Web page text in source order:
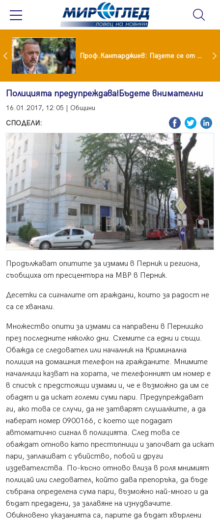
килограмова жена! Искаше бърза печалба... Проф.Кантарджиев: Пазете се от комарите и полово предаваните инфекции
Полицията предупреждава!Бъдете внимателни
16.01.2017, 12:05 | Общини
СПОДЕЛИ:
Продължават опитите за измами в Перник и региона,
съобщиха от пресцентъра на МВР в Перник.
Десетки са сигналите от граждани, които за радост не
са се хванали.
Множество опити за измами са направени в Пернишко
през последните няколко дни. Схемите са едни и същи.
Обажда се следовател или началник на Криминална
полиция на домашния телефон на гражданите. Мнимите
началници казват на хората, че телефонният им номер е
в списък с предстоящи измами и, че е възможно да им се
обадят и да искат големи суми пари. Предупреждават
ги, ако това се случи, да не затварят слушалките, а да
наберат номер 0900166, с което ще подадат
автоматично сигнал в полицията. След това се
обаждат отново като престъпници и започват да искат
пари, заплашват с убийство, побой и други
издевателства. По-късно отново влиза в роля мнимият
полицай или следовател, който дава препоръка, да бъде
събрана определена сума пари, възможно най-много и да
бъдат предадени, за залавяне на изнудвачите.
Обикновено указанията са, парите да бъдат хвърлени